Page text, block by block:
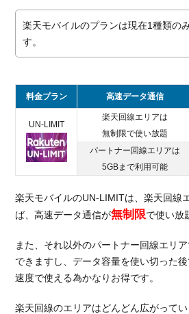
楽天モバイルのプランは現在1種類の
す。
料金プラン 高速データ通信
UN-LIMIT
楽天回線エリアは
無制限で使い放題
パートナー回線エリアは
5GBまで利用可能
楽天モバイルのUN-LIMITは、楽天回線
ば、高速データ通信が無制限で使い放
また、それ以外のパートナー回線エリ
できますし、データ容量を使い切った
速度で使える為かなりお得です。
楽天回線のエリアはどんどん広がって